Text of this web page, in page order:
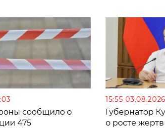
сообщило о
475
15:55 03.08.2026
Губернатор
о росте